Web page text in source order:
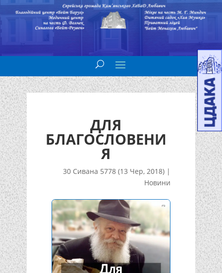
ДЛЯ
БЛАГОСЛОВЕНИ
Я
30 Сивана 5778 (13 Чер, 2018) |
Новини